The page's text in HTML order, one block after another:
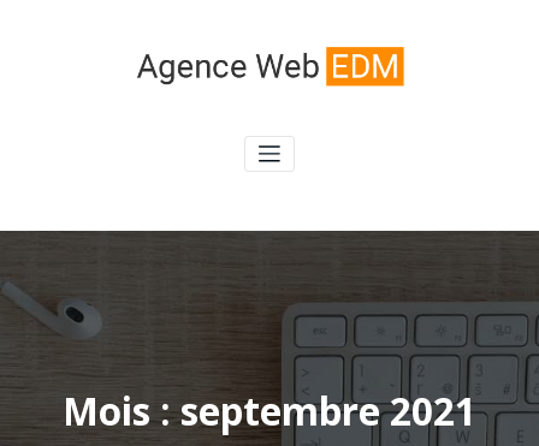
agence-web-enviedemots76.fr
Mois :septembre 2021